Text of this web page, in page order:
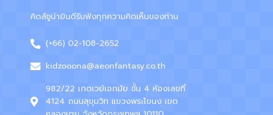
คิดส์ซูน่ายินดีรับฟังทุกความคิดเห็นของท่าน
(+66) 02-108-2652
kidzooona@aeonfantasy.co.th
982/22 เกตเวย์เอกมัย ชั้น 4 ห้องเลขที่
4124 ถนนสุขุมวิท แขวงพระโขนง เขต